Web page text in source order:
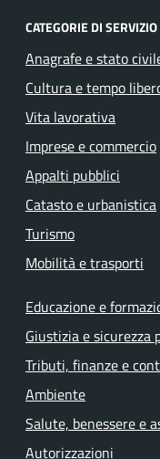
CATEGORIE DI SERVIZIO
Anagrafe e stato
Cultura e tempo
Vita lavorativa
Imprese e commercio
Appalti pubblici
Catasto e urbanistica
Turismo
Mobilità e trasporti
Educazione e
Giustizia e sicurezza
Tributi, finanze e
Ambiente
Salute, benessere e
Autorizzazioni